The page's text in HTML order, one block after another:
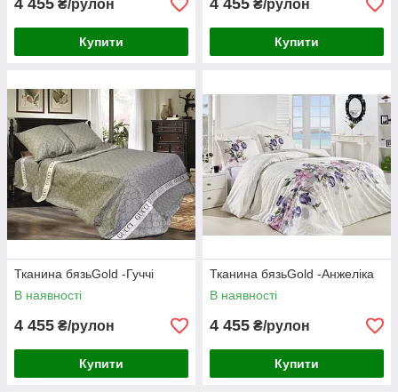
4 455 ₴/рулон
Купити
4 455 ₴/рулон
Купити
Тканина бязьGold -Гуччі
В наявності
4 455 ₴/рулон
Купити
Тканина бязьGold -Анжеліка
В наявності
4 455 ₴/рулон
Купити